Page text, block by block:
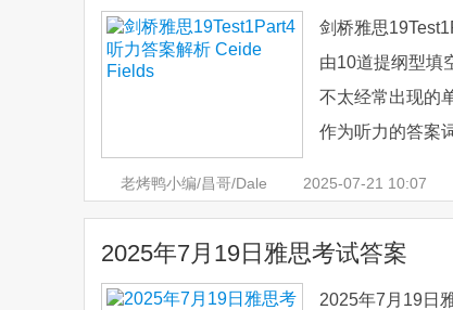
剑桥雅思
由10道提纲型填
不太经常出现的
作为听力的答案
老烤鸭小编/昌哥/Dale 2025-07-21 10:07
析
2025年7月19日雅思考试答案
2025年7月19日